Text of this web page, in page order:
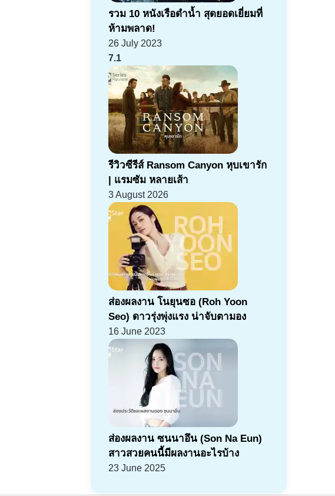
รวม 10 หนังเรือดำน้ำ สุดยอดเยี่ยมที่
ห้ามพลาด!
26 July 2023
7.1
รีวิวซีรีส์ Ransom Canyon หุบเขารัก
| แรมซัม หลายเส้า
3 August 2026
ส่องผลงาน โนยุนซอ (Roh Yoon
Seo) ดาวรุ่งพุ่งแรง น่าจับตามอง
16 June 2023
ส่องผลงาน ซนนาอึน (Son Na Eun)
สาวสวยคนนี้มีผลงานอะไรบ้าง
23 June 2025